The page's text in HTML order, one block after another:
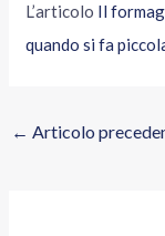
L’articolo Il
quando si fa
← Articolo